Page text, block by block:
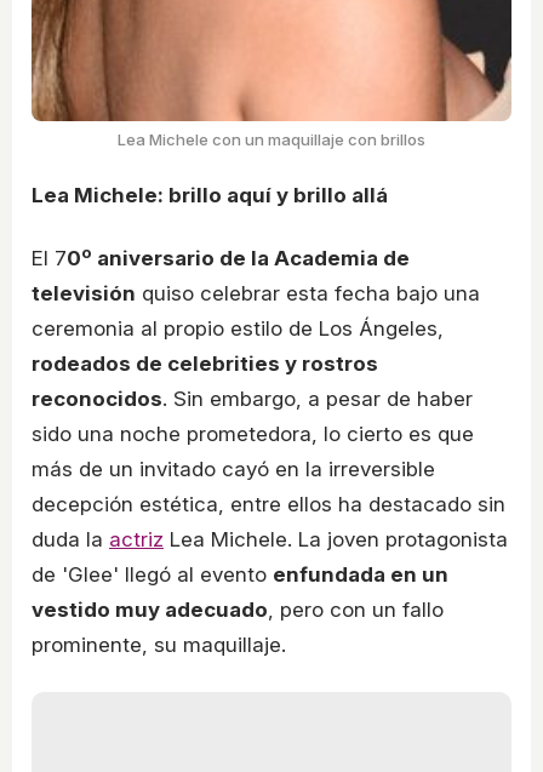
Lea Michele con un maquillaje con brillos
Lea Michele: brillo aquí y brillo allá
El 70º aniversario de la Academia de
televisión quiso celebrar esta fecha bajo una
ceremonia al propio estilo de Los Ángeles,
rodeados de celebrities y rostros
reconocidos. Sin embargo, a pesar de haber
sido una noche prometedora, lo cierto es que
más de un invitado cayó en la irreversible
decepción estética, entre ellos ha destacado sin
duda la actriz Lea Michele. La joven protagonista
de 'Glee' llegó al evento enfundada en un
vestido muy adecuado , pero con un fallo
prominente, su maquillaje.